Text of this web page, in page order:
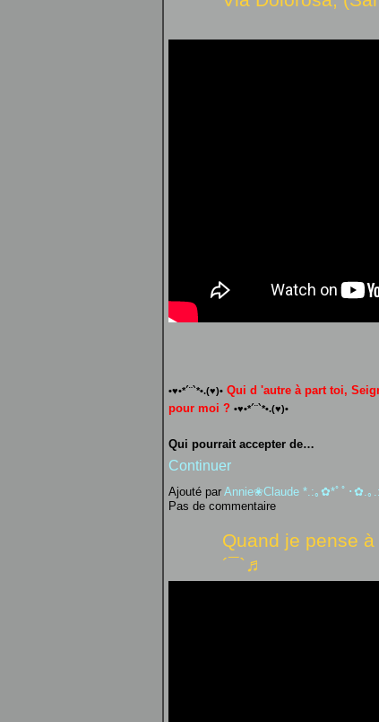
•♥•*´¨`*•.(♥)• Qui d 'autre à part toi,
pour moi ? •♥•*´¨`*•.(♥)•
Qui pourrait accepter de…
Continuer
Ajouté par Annie❀Claude *.:｡✿*ﾟﾟ･✿.｡
Pas de commentaire
Quand je pense
´¯`♬